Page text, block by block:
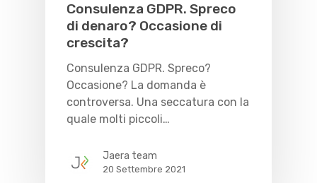
Consulenza GDPR. Spreco
di denaro? Occasione di
crescita?
Consulenza GDPR. Spreco?
Occasione? La domanda è
controversa. Una seccatura con la
quale molti piccoli…
Jaera team
20 Settembre 2021